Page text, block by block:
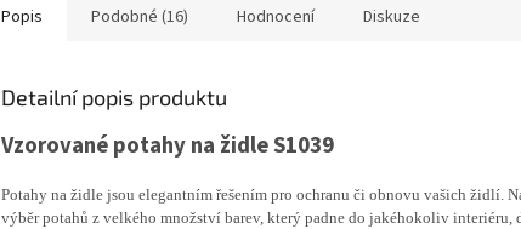
Popis Podobné (16) Hodnocení Diskuze
Detailní popis produktu
Vzorované potahy na židle S1039
Potahy na židle jsou elegantním řešením pro ochranu či obnovu vašich židlí.
výběr potahů z velkého množství barev, který padne do jakéhokoliv interiéru,